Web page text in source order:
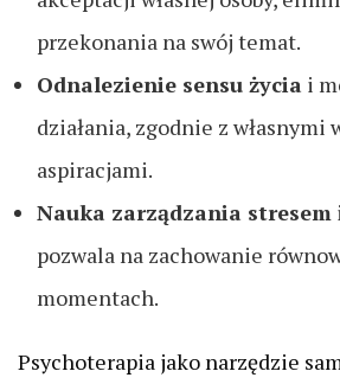
przekonania na swój temat.
Odnalezienie sensu życia i
działania, zgodnie z własnymi
aspiracjami.
Nauka zarządzania stresem
pozwala na zachowanie
momentach.
Psychoterapia jako narzędzie